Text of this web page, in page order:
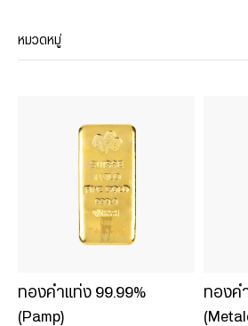
หมวดหมู่
ทองคำแท่ง 99.99%
ประติมากรรมทองคำ
น้ำหนักสินค้า
0.075 บาท
0.125 บาท
ทองคำแท่ง 99.99%
(Pamp)
ทองค